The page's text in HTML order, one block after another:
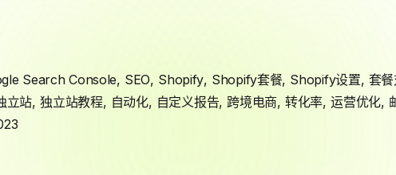
Search Console, SEO, Shopify, Shopify套餐, Shopify设置, 套
立站,独立站教程, 自动化, 自定义报告, 跨境电商,转化率,运营优化,